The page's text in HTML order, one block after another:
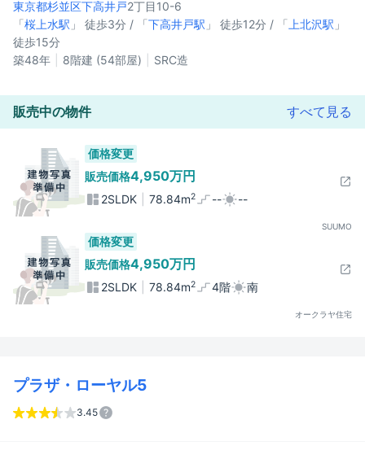
東京都杉並区下高井戸2丁目10-6
「桜上水駅 」 徒歩3分 / 「下高井戸駅 」 徒歩12分 / 「 上北沢駅 」
徒歩15分
築48年
8階建 (54部屋) SRC造
販売中の物件 すべて見る
価格変更
販売価格4,950万円
2SLDK 78.84m2 -- --
SUUMO
価格変更
販売価格4,950万円
2SLDK 78.84m2 4階 南
オークラヤ住宅
プラザ・ローヤル5
3.45